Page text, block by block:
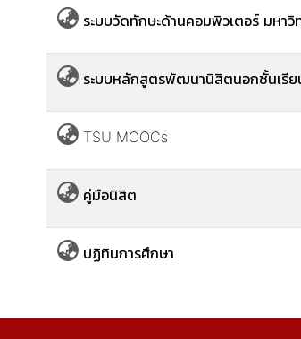
ระบบวัดทักษะด้านคอมพิวเตอร์ มหา
ระบบหลักสูตรพัฒนานิสิตนอกชั้นเรี
TSU MOOCs
คู่มือนิสิต
ปฏิทินการศึกษา